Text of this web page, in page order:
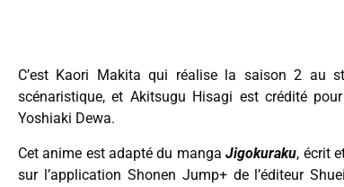
C’est Kaori Makita qui réalise la saison 2 au
scénaristique, et Akitsugu Hisagi est crédité
Yoshiaki Dewa.
Cet anime est adapté du mangaJigokuraku, écrit
sur l’application Shonen Jump+ de l’éditeur